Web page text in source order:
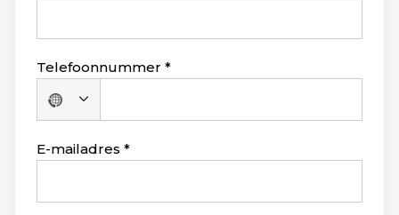
Telefoonnummer
Geen
land
geselecteerd
E-mailadres